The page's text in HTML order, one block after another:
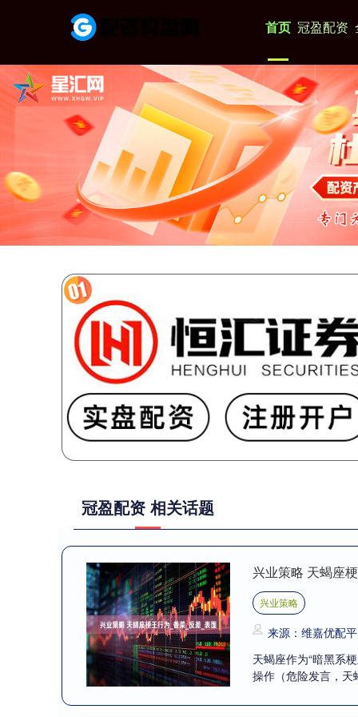
首页 冠盈配资
冠盈配资 相关话题
兴业策略 天蝎座
兴业策略
来源：维嘉优配
天蝎座作为“暗黑系
操作（危险发言，